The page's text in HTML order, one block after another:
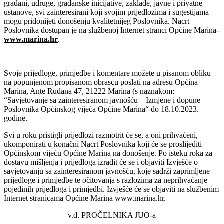
građani, udruge, građanske inicijative, zaklade, javne i privatne
ustanove, svi zainteresirani koji svojim prijedlozima i sugestijama
mogu pridonijeti donošenju kvalitetnijeg Poslovnika. Nacrt
Poslovnika dostupan je na službenoj Internet stranci Općine Marina-
www.marina.hr.
Svoje prijedloge, primjedbe i komentare možete u pisanom obliku
na popunjenom propisanom obrascu poslati na adresu Općina
Marina, Ante Rudana 47, 21222 Marina (s naznakom:
“Savjetovanje sa zainteresiranom javnošću – Izmjene i dopune
Poslovnika Općinskog vijeća Općine Marina“ do 18.10.2023.
godine.
Svi u roku pristigli prijedlozi razmotrit će se, a oni prihvaćeni,
ukomponirati u konačni Nacrt Poslovnika koji će se proslijediti
Općinskom vijeću Općine Marina na donošenje. Po isteku roka za
dostavu mišljenja i prijedloga izradit će se i objaviti Izvješće o
savjetovanju sa zainteresiranom javnošću, koje sadrži zaprimljene
prijedloge i primjedbe te očitovanja s razlozima za neprihvaćanje
pojedinih prijedloga i primjedbi. Izvješće će se objaviti na službenim
Internet stranicama Općine Marina www.marina.hr.
v.d. PROČELNIKA JUO-a